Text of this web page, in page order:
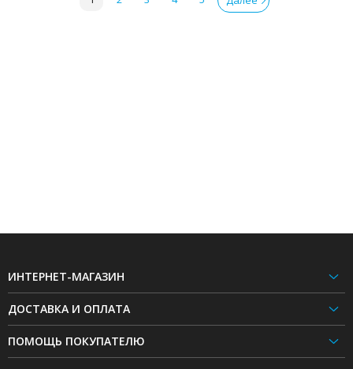
ИНТЕРНЕТ-МАГАЗИН
ДОСТАВКА И ОПЛАТА
ПОМОЩЬ ПОКУПАТЕЛЮ